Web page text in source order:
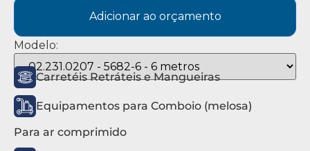
Adicionar ao orçamento
Modelo:
Carretéis Retráteis e Mangueiras
Equipamentos para Comboio (melosa)
Para ar comprimido